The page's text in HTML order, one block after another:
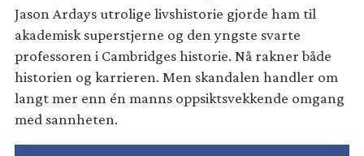
Jason Ardays utrolige livshistorie gjorde ham til
akademisk superstjerne og den yngste svarte
professoren i Cambridges historie. Nå rakner både
historien og karrieren. Men skandalen handler om
langt mer enn én manns oppsiktsvekkende omgang
med sannheten.